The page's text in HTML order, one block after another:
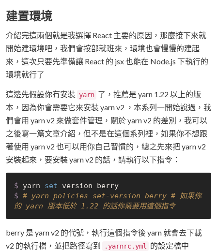
建置環境
介紹完這兩個就是我選擇 React 主要的原因，那麼接下來就
開始建環境吧，我們會按部就班來，環境也會慢慢的建起
來，這次只要先準備讓 React 的 jsx 也能在 Node.js 下執行的
環境就行了
這邊先假設你有安裝 yarn 了，推薦是 yarn 1.22 以上的版
本，因為你會需要它來安裝 yarn v2 ，本系列一開始說過，我
們會用 yarn v2 來做套件管理，關於 yarn v2 的差別，我可以
之後寫一篇文章介紹，但不是在這個系列裡，如果你不想跟
著使用 yarn v2 也可以用你自己習慣的，總之先來把 yarn v2
安裝起來，要安裝 yarn v2 的話，請執行以下指令：
$ yarn set version berry
$ # yarn policies set-version berry # 如果你
的 yarn 版本低於 1.22 的話你需要用這個指令
berry 是 yarn v2 的代號，執行這個指令後 yarn 就會去下載
v2 的執行檔，並把路徑寫到
.yarnrc.yml 的設定檔中